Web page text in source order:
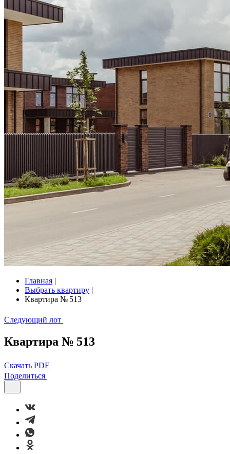
Главная |
Выбрать квартиру |
Квартира № 513
Следующий лот
Квартира № 513
Скачать PDF
Поделиться